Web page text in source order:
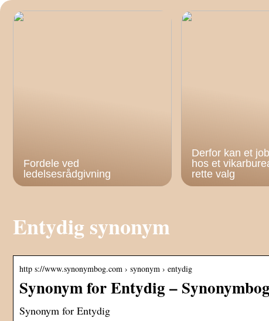
Fordele ved
ledelsesrådgivning
Derfor kan et
hos et
rette valg
Entydig synonym
http s://www.synonymbog.com › synonym › entydig
Synonym for Entydig –
Synonym for Entydig